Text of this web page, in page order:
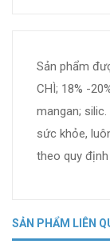
Sản phẩm
CHÌ; 18% -
mangan;
sức khỏe,
theo quy
SẢN PHẨM LIÊN